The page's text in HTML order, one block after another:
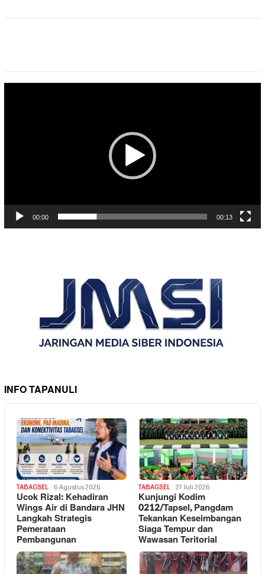
00:00 00:13
INFO TAPANULI
TABAGSEL 6 Agustus 2026
Ucok Rizal: Kehadiran
Wings Air di Bandara JHN
Langkah Strategis
Pemerataan
Pembangunan
TABAGSEL 27 Juli 2026
Kunjungi Kodim
0212/Tapsel, Pangdam
Tekankan Keseimbangan
Siaga Tempur dan
Wawasan Teritorial